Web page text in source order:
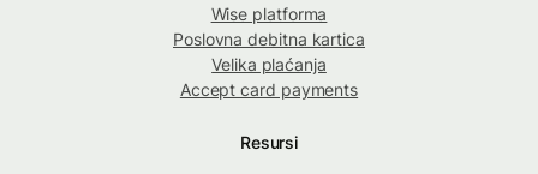
Wise platforma
Poslovna debitna kartica
Velika plaćanja
Accept card payments
Resursi